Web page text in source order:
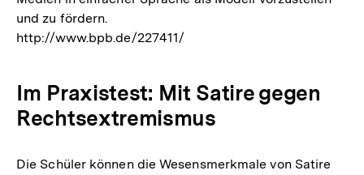
und zu fördern.
http://www.bpb.de/227411/
Im Praxistest: Mit Satire gegen
Rechtsextremismus
Die Schüler können die Wesensmerkmale von Satire